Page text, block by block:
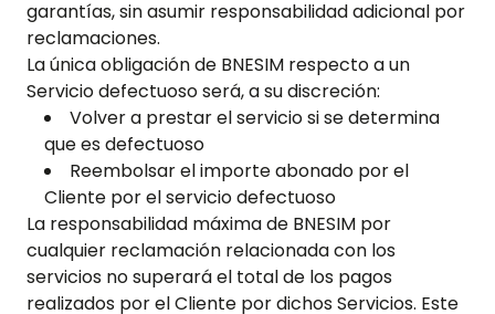
garantías, sin asumir responsabilidad adicional por
reclamaciones.
La única obligación de BNESIM respecto a un
Servicio defectuoso será, a su discreción:
Volver a prestar el servicio si se determina
que es defectuoso
Reembolsar el importe abonado por el
Cliente por el servicio defectuoso
La responsabilidad máxima de BNESIM por
cualquier reclamación relacionada con los
servicios no superará el total de los pagos
realizados por el Cliente por dichos Servicios. Este